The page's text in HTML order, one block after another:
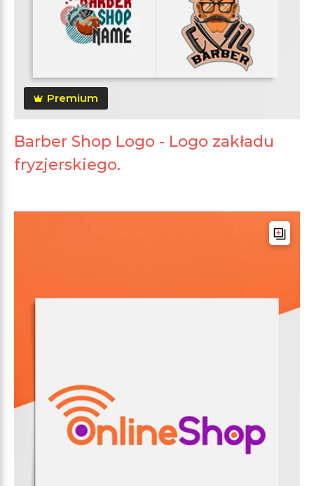
Premium
Barber Shop Logo - Logo zakładu
fryzjerskiego.